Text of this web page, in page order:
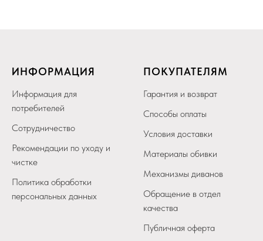
ИНФОРМАЦИЯ
Информация для
потребителей
Сотрудничество
Рекомендации по уходу и
чистке
Политика обработки
персональных данных
ПОКУПАТЕЛЯМ
Гарантия и возврат
Способы оплаты
Условия доставки
Материалы обивки
Механизмы диванов
Обращение в отдел
качества
Публичная оферта